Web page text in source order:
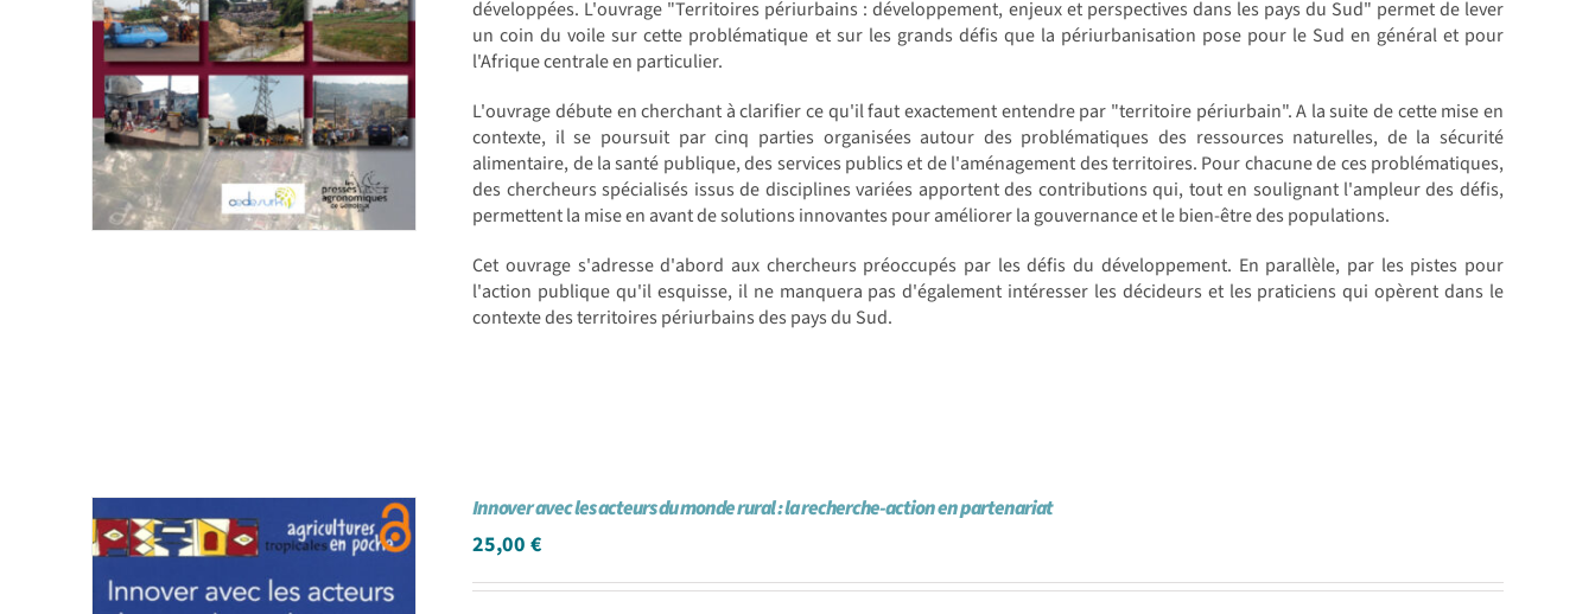
développées. L'ouvrage "Territoires périurbains : développement, enjeux et perspectives dans les pays du Sud" permet de lever
un coin du voile sur cette problématique et sur les grands défis que la périurbanisation pose pour le Sud en général et pour
l'Afrique centrale en particulier.
L'ouvrage débute en cherchant à clarifier ce qu'il faut exactement entendre par "territoire périurbain". A la suite de cette mise en
contexte, il se poursuit par cinq parties organisées autour des problématiques des ressources naturelles, de la sécurité
alimentaire, de la santé publique, des services publics et de l'aménagement des territoires. Pour chacune de ces problématiques,
des chercheurs spécialisés issus de disciplines variées apportent des contributions qui, tout en soulignant l'ampleur des défis,
permettent la mise en avant de solutions innovantes pour améliorer la gouvernance et le bien-être des populations.
Cet ouvrage s'adresse d'abord aux chercheurs préoccupés par les défis du développement. En parallèle, par les pistes pour
l'action publique qu'il esquisse, il ne manquera pas d'également intéresser les décideurs et les praticiens qui opèrent dans le
contexte des territoires périurbains des pays du Sud.
Innover avec les acteurs du monde rural : la recherche-action en partenariat
25,00€